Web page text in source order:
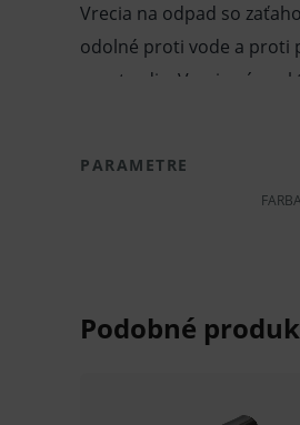
Vrecia na odpad so
odolné proti vode a proti
prostredie. Vrecia sú
Vlastnosti a výhody:
Pevné.
Recyklovateľné.
PARAMETRE
FARBA